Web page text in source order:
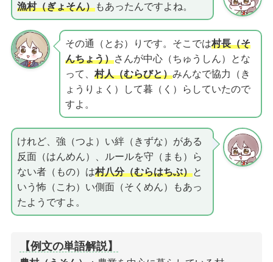
漁村（ぎょそん）もあったんですよね。
その通（とお）りです。そこでは村長（そ
んちょう）さんが中心（ちゅうしん）とな
って、 村人（むらびと）みんなで協力（き
ょうりょく）して暮（く）らしていたので
すよ。
けれど、強（つよ）い絆（きずな）がある
反面（はんめん）、ルールを守（まも）ら
ない者（もの）は村八分（むらはちぶ）と
いう怖（こわ）い側面（そくめん）もあっ
たようですよ。
【例文の単語解説】